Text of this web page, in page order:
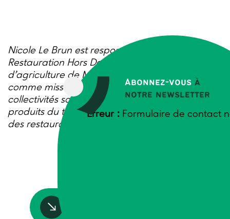
Abonnez-vous à
notre newsletter
Erreur : Formulaire de contact
Nicole Le Brun est responsable de la mission
Restauration Hors Domicile à la Chambre
d’agriculture de Meurthe-et-Moselle. Elle a
comme mission principale le conseil aux
collectivités souhaitant augmenter la part de
produits du territoire dont bio, dans les menus
des restaurants collectifs.